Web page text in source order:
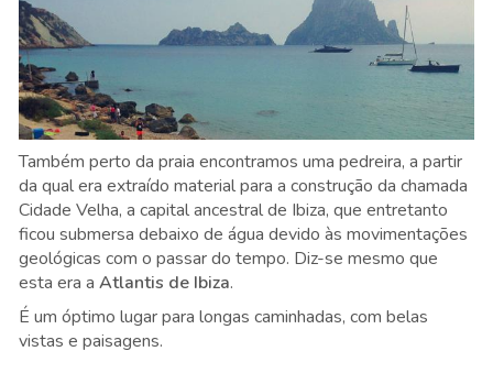
Também perto da praia encontramos uma pedreira, a partir
da qual era extraído material para a construção da chamada
Cidade Velha, a capital ancestral de Ibiza, que entretanto
ficou submersa debaixo de água devido às movimentações
geológicas com o passar do tempo. Diz-se mesmo que
esta era a Atlantis de Ibiza.
É um óptimo lugar para longas caminhadas, com belas
vistas e paisagens.